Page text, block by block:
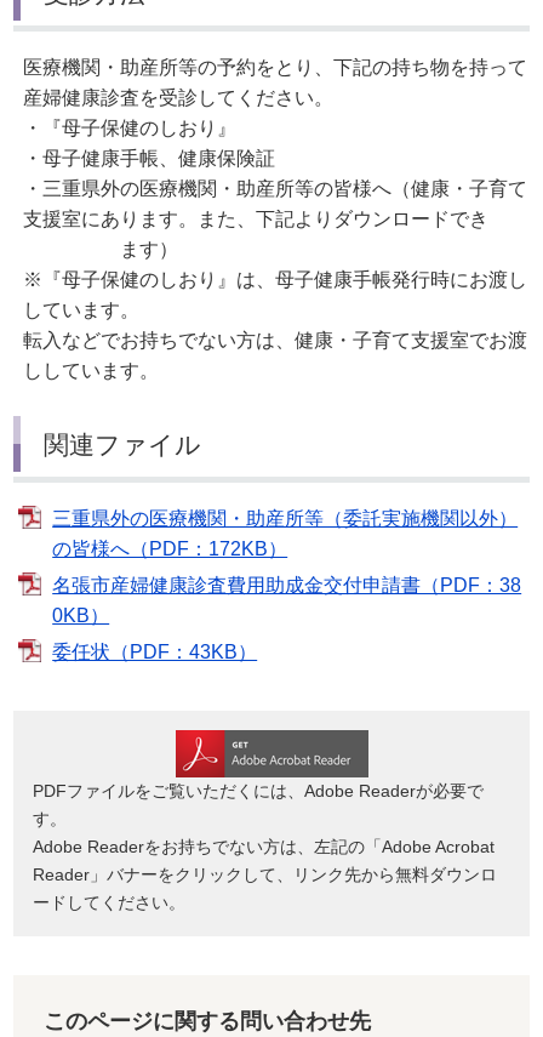
医療機関・助産所等の予約をとり、下記の持ち物を持って
産婦健康診査を受診してください。
・『母子保健のしおり』
・母子健康手帳、健康保険証
・三重県外の医療機関・助産所等の皆様へ（健康・子育て
支援室にあります。また、下記よりダウンロードでき
ます）
※『母子保健のしおり』は、母子健康手帳発行時にお渡し
しています。
転入などでお持ちでない方は、健康・子育て支援室でお渡
ししています。
関連ファイル
三重県外の医療機関・助産所等（委託実施機関以外）
の皆様へ（PDF：172KB）
名張市産婦健康診査費用助成金交付申請書（PDF：38
0KB）
委任状（PDF：43KB）
PDFファイルをご覧いただくには、Adobe Readerが必要で
す。
Adobe Readerをお持ちでない方は、左記の「Adobe Acrobat
Reader」バナーをクリックして、リンク先から無料ダウンロ
ードしてください。
このページに関する問い合わせ先